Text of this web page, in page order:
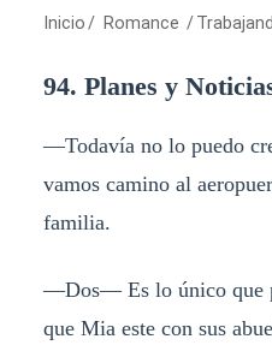
Inicio / Romance /
94. Planes y
—Todavía no lo puedo
vamos camino al
familia.
—Dos— Es lo único que
que Mia este con sus